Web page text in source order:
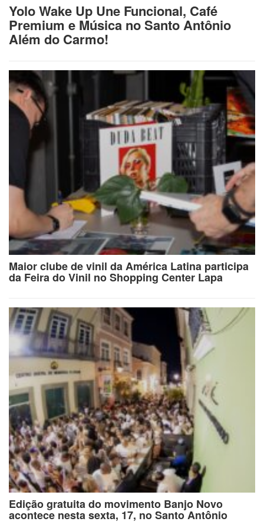
Yolo Wake Up Une Funcional, Café
Premium e Música no Santo Antônio
Além do Carmo!
Maior clube de vinil da América Latina participa
da Feira do Vinil no Shopping Center Lapa
Edição gratuita do movimento Banjo Novo
acontece nesta sexta, 17, no Santo Antônio